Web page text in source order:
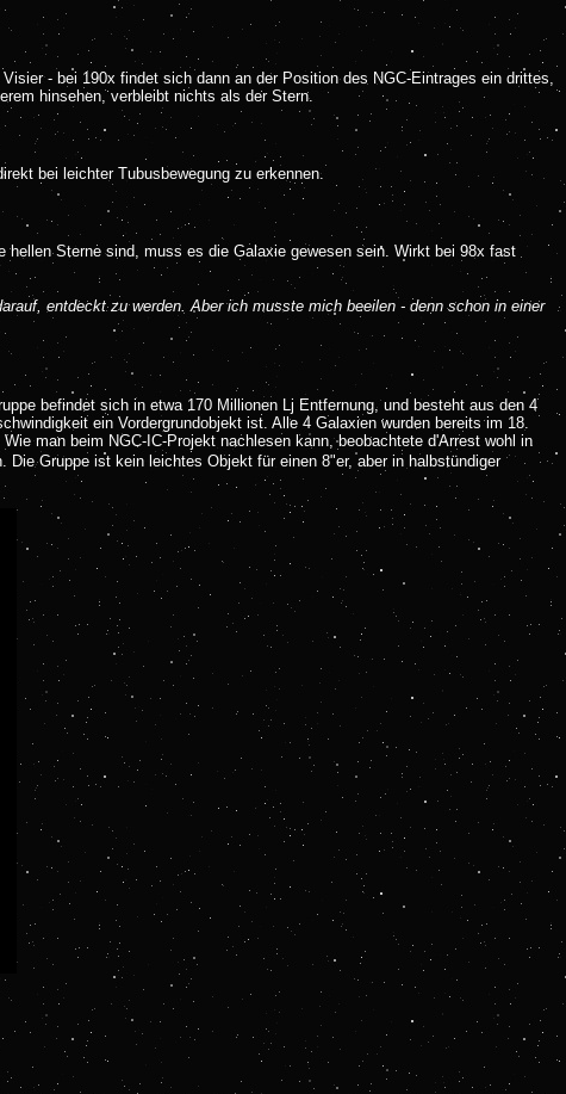
- bei 190x findet sich dann an der Position des NGC-Eintrages ein drittes,
hinsehen, verbleibt nichts als der Stern.
bei leichter Tubusbewegung zu erkennen.
Sterne sind, muss es die Galaxie gewesen sein. Wirkt bei 98x fast
entdeckt zu werden. Aber ich musste mich beeilen - denn schon in einer
befindet sich in etwa 170 Millionen Lj Entfernung, und besteht aus den 4
ein Vordergrundobjekt ist. Alle 4 Galaxien wurden bereits im 18.
man beim NGC-IC-Projekt nachlesen kann, beobachtete d'Arrest wohl in
Die Gruppe ist kein leichtes Objekt für einen 8"er, aber in halbstündiger